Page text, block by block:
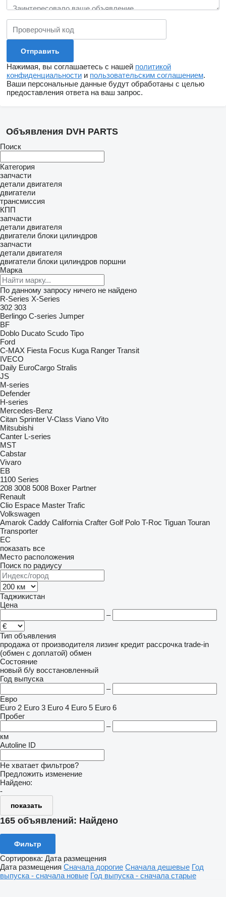
Нажимая, вы соглашаетесь с нашей политикой
конфиденциальности и пользовательским соглашением.
Ваши персональные данные будут обработаны с целью
предоставления ответа на ваш запрос.
Объявления DVH PARTS
Поиск
Категория
запчасти
детали двигателя
двигатели
трансмиссия
КПП
запчасти
детали двигателя
двигатели блоки цилиндров
запчасти
детали двигателя
двигатели блоки цилиндров поршни
Марка
По данному запросу ничего не найдено
R-Series X-Series
302 303
Berlingo C-series Jumper
BF
Doblo Ducato Scudo Tipo
Ford
C-MAX Fiesta Focus Kuga Ranger Transit
IVECO
Daily EuroCargo Stralis
JS
M-series
Defender
H-series
Mercedes-Benz
Citan Sprinter V-Class Viano Vito
Mitsubishi
Canter L-series
MST
Cabstar
Vivaro
EB
1100 Series
208 3008 5008 Boxer Partner
Renault
Clio Espace Master Trafic
Volkswagen
Amarok Caddy California Crafter Golf Polo T-Roc Tiguan Touran
Transporter
EC
показать все
Место расположения
Поиск по радиусу
Таджикистан
Цена
–
Тип объявления
продажа от производителя лизинг кредит рассрочка trade-in
(обмен с доплатой) обмен
Состояние
новый б/у восстановленный
Год выпуска
–
Евро
Euro 2 Euro 3 Euro 4 Euro 5 Euro 6
Пробег
–
км
Autoline ID
Не хватает фильтров?
Предложить изменение
Найдено:
-
показать
165 объявлений: Найдено
Фильтр
Сортировка: Дата размещения
Дата размещения Сначала дорогие Сначала дешевые Год
выпуска - сначала новые Год выпуска - сначала старые